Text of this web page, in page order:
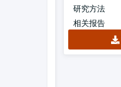
研究方法
相关报告